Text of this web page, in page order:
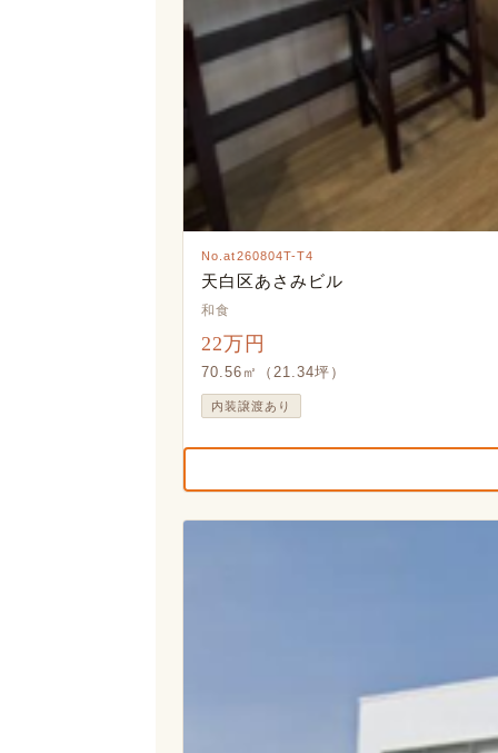
No.at260804T-T4
天白区あさみビル
和食
22万円
70.56㎡（21.34坪）
内装譲渡あり